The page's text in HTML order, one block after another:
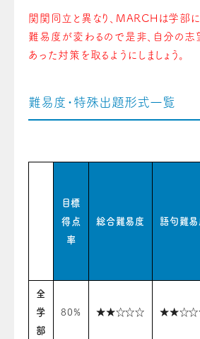
関関同立と異なり、MARCHは学部
難易度が変わるので是非、自分の志
あった対策を取るようにしましょう。
難易度・特殊出題形式一覧
目標
得点
率
総合難易度 語句難易
全
学
部
80% ★★☆☆☆